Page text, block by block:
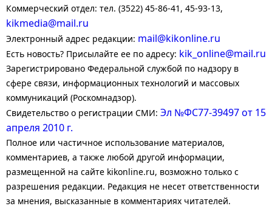
Коммерческий отдел: тел. (3522) 45-86-41, 45-93-13,
kikmedia@mail.ru
Электронный адрес редакции: mail@kikonline.ru
Есть новость? Присылайте ее по адресу: kik_online@mail.ru
Зарегистрировано Федеральной службой по надзору в
сфере связи, информационных технологий и массовых
коммуникаций (Роскомнадзор).
Свидетельство о регистрации СМИ: Эл №ФС77-39497 от 15
апреля 2010 г.
Полное или частичное использование материалов,
комментариев, а также любой другой информации,
размещенной на сайте kikonline.ru, возможно только с
разрешения редакции. Редакция не несет ответственности
за мнения, высказанные в комментариях читателей.